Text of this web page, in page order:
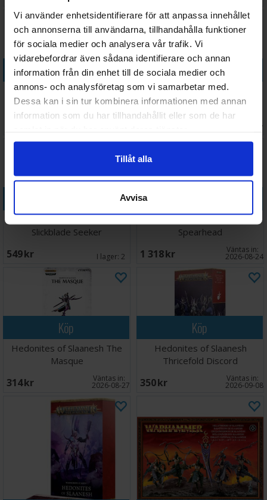
Vi använder enhetsidentifierare för att anpassa innehållet
och annonserna till användarna, tillhandahålla funktioner
för sociala medier och analysera vår trafik. Vi
vidarebefordrar även sådana identifierare och annan
information från din enhet till de sociala medier och
annons- och analysföretag som vi samarbetar med.
Dessa kan i sin tur kombinera informationen med annan
information som du har tillhandahållit eller som de har
Tillåt alla
Avvisa
Köp
Hedonites of Slaanesh Sigvald
Köp
Hedonites of Slaanesh
Slaangor Fiendblo
Väntas in:
2026-08-27
Slickblade Seeker
549 SEK I lager: 2
Spearhead
1 318 SEK Väntas in:
2026-08-24
Köp
Hedonites of Slaanesh The
Masque
314 SEK Väntas in:
2026-08-27
Köp
Hedonites of Slaanesh
Thricefold Discord
350 SEK Väntas in:
2026-09-08